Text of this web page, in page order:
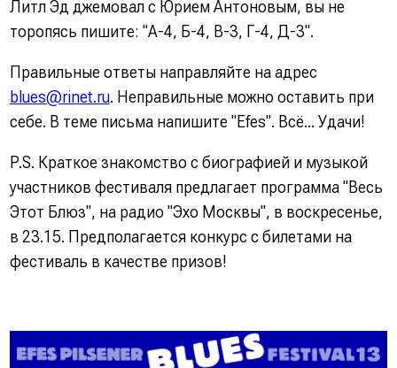
Литл Эд джемовал с Юрием Антоновым, вы не
торопясь пишите: "А-4, Б-4, В-3, Г-4, Д-3".
Правильные ответы направляйте на адрес
blues@rinet.ru. Неправильные можно оставить при
себе. В теме письма напишите "Efes". Всё... Удачи!
P.S. Краткое знакомство с биографией и музыкой
участников фестиваля предлагает программа "Весь
Этот Блюз", на радио "Эхо Москвы", в воскресенье,
в 23.15. Предполагается конкурс с билетами на
фестиваль в качестве призов!